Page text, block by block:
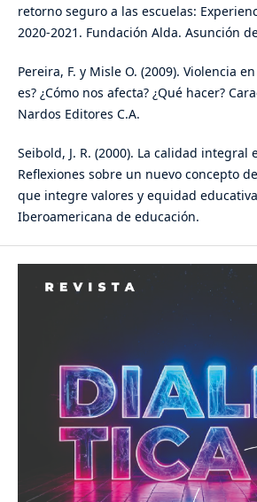
retorno seguro a las escuelas:
2020-2021. Fundación Alda. Asunción
Pereira, F. y Misle O. (2009). Violencia
es? ¿Cómo nos afecta? ¿Qué hacer?
Nardos Editores C.A.
Seibold, J. R. (2000). La calidad integral
Reflexiones sobre un nuevo concepto
que integre valores y equidad
Iberoamericana de educación.